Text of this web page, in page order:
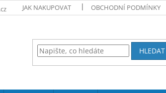
JAK NAKUPOVAT OBCHODNÍ PODMÍNKY
HLEDAT